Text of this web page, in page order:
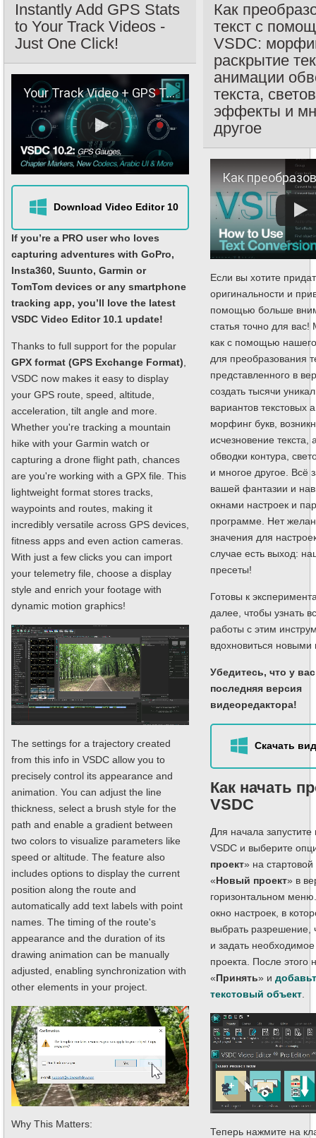
Instantly Add GPS Stats
to Your Track Videos -
Just One Click!
Your Track Video + GPS Telemetry: Easy One-Click Overlay!
Download Video Editor 10
If you’re a PRO user who loves
capturing adventures with GoPro,
Insta360, Suunto, Garmin or
TomTom devices or any smartphone
tracking app, you’ll love the latest
VSDC Video Editor 10.1 update!
Thanks to full support for the popular
GPX format (GPS Exchange Format)
VSDC now makes it easy to display
your GPS route, speed, altitude,
acceleration, tilt angle and more.
Whether you're tracking a mountain
hike with your Garmin watch or
capturing a drone flight path, chances
are you're working with a GPX file. This
lightweight format stores tracks,
waypoints and routes, making it
incredibly versatile across GPS devices,
fitness apps and even action cameras.
With just a few clicks you can import
your telemetry file, choose a display
style and enrich your footage with
dynamic motion graphics!
The settings for a trajectory created
from this info in VSDC allow you to
precisely control its appearance and
animation. You can adjust the line
thickness, select a brush style for the
path and enable a gradient between
two colors to visualize parameters like
speed or altitude. The feature also
includes options to display the current
position along the route and
automatically add text labels with point
names. The timing of the route's
appearance and the duration of its
drawing animation can be manually
adjusted, enabling synchronization with
other elements in your project.
Why This Matters:
Как
текст с
VSDC:
раскрытие
анимации
текста,
эффекты и
другое
Как преобразовать и анимировать
Если вы хотите
оригинальности и
помощью больше
статья точно для
как с помощью
для преобразования
представленного в
создать тысячи
вариантов текстовых
морфинг букв,
исчезновение текста,
обводки контура,
и многое другое. Всё
вашей фантазии и
окнами настроек и
программе. Нет
значения для
случае есть выход:
пресеты!
Готовы к
далее, чтобы узнать
работы с этим
вдохновиться
Убедитесь, что у
последняя версия
видеоредактора!
Скачать
Как начать
VSDC
Для начала запустите
VSDC и выберите
проект» на
«Новый проект» в
горизонтальном
окно настроек, в
выбрать разрешение,
и задать
проекта. После этого
«Принять» и
текстовый объект
Теперь нажмите на